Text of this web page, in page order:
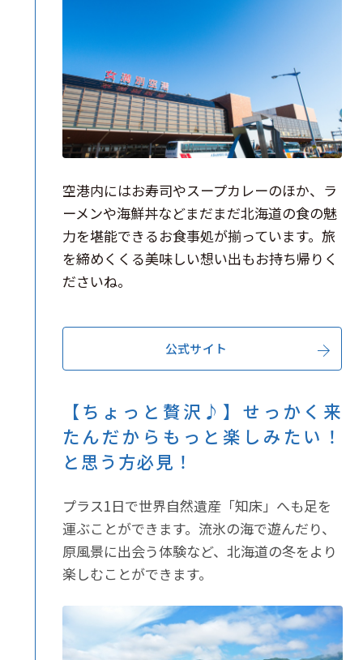
空港内にはお寿司やスープカレーのほか、ラ
ーメンや海鮮丼などまだまだ北海道の食の魅
力を堪能できるお食事処が揃っています。旅
を締めくくる美味しい想い出もお持ち帰りく
ださいね。
公式サイト
【ちょっと贅沢♪】せっかく来
たんだからもっと楽しみたい！
と思う方必見！
プラス1日で世界自然遺産「知床」へも足を
運ぶことができます。流氷の海で遊んだり、
原風景に出会う体験など、北海道の冬をより
楽しむことができます。